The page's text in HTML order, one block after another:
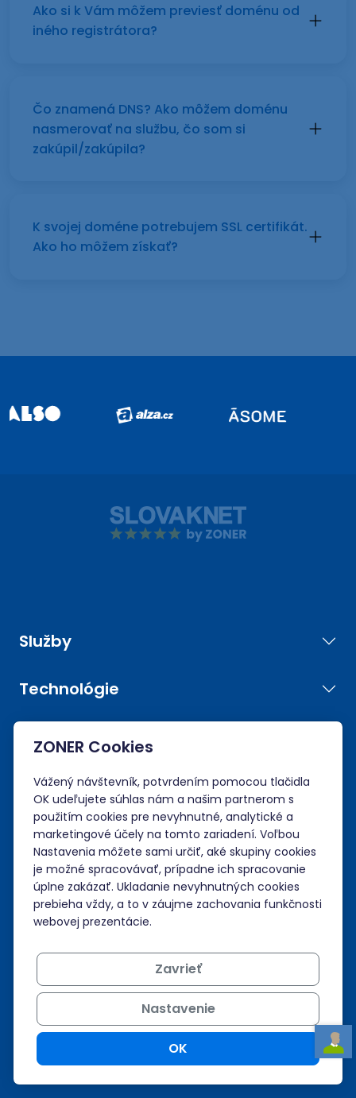
Ako si k Vám môžem previesť doménu od
iného registrátora?
Čo znamená DNS? Ako môžem doménu
nasmerovať na službu, čo som si
zakúpil/zakúpila?
K svojej doméne potrebujem SSL certifikát.
Ako ho môžem získať?
Služby
Technológie
Nástroje
Spoločnosť
Administrácia
Prihlásiť sa
Neviem si rady?
Nápoveda
Podpora 24/7
+421 268 265 986
admin@zoner.sk
ZONER Cookies
Vážený návštevník, potvrdením pomocou tlačidla
OK udeľujete súhlas nám a našim partnerom s
použitím cookies pre nevyhnutné, analytické a
marketingové účely na tomto zariadení. Voľbou
Nastavenia môžete sami určiť, aké skupiny cookies
je možné spracovávať, prípadne ich spracovanie
úplne zakázať. Ukladanie nevyhnutných cookies
prebieha vždy, a to v záujme zachovania funkčnosti
webovej prezentácie.
Zavrieť
Nastavenie
OK